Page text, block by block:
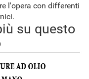
l'opera con differenti
su questo